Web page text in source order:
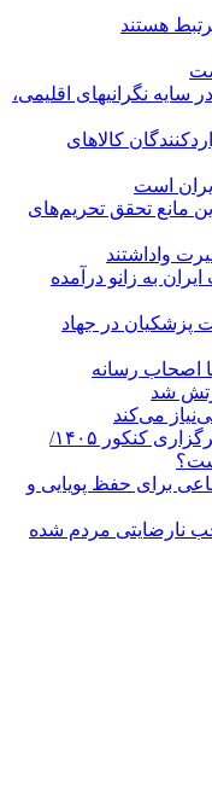
نگرانیهای اقلیمی،
واردکنندگان کالاهای
است
مانع تحقق تحریم‌های
واداشتند
به زانو درآمده
پزشکیان در جهاد
اصحاب رسانه
شد
می‌کند
توضیحات رییس سازمان سنجش درباره برگزاری کنکور ۱۴۰۵/
برای حفظ پویایی و
نارضایتی مردم شده